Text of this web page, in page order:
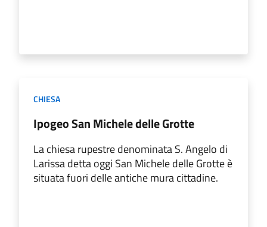
CHIESA
Ipogeo San Michele delle Grotte
La chiesa rupestre denominata S. Angelo di
Larissa detta oggi San Michele delle Grotte è
situata fuori delle antiche mura cittadine.